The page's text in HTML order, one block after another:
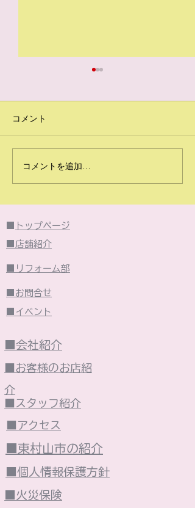
2026年6月のイベント
は・・・
コメント
コメントを追加…
トップページ
■店舗紹介
■リフォーム部
■お問合せ
■イベント
■会社紹介
■お客様のお店紹
介
■スタッフ紹介
■アクセス
■東村山市の紹介
■個人情報保護方針
■火災保険